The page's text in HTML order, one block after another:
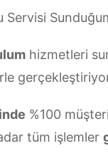
Servisi
hizmetleri
%100
tüm işlemler